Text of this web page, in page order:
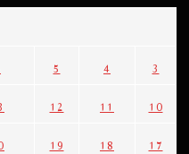
3
4
5
10
11
12
17
18
19